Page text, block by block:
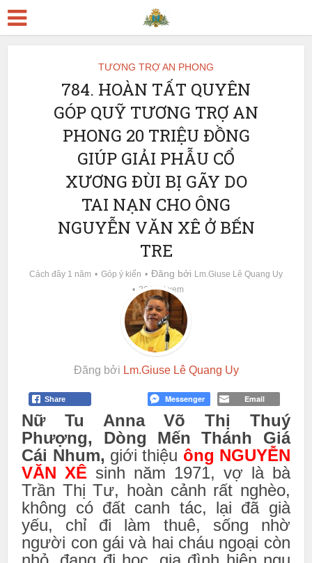
TƯƠNG TRỢ AN PHONG
784. HOÀN TẤT QUYÊN
GÓP QUỸ TƯƠNG TRỢ AN
PHONG 20 TRIỆU ĐỒNG
GIÚP GIẢI PHẪU CỔ
XƯƠNG ĐÙI BỊ GÃY DO
TAI NẠN CHO ÔNG
NGUYỄN VĂN XÊ Ở BẾN
TRE
Cách đây 1 năm Góp ý kiến Đăng bởi Lm.Giuse Lê Quang Uy
26 lượt xem
Đăng bởi Lm.Giuse Lê Quang Uy
Share Messenger Email
Nữ Tu Anna Võ Thị Thuý
Phượng, Dòng Mến Thánh Giá
Cái Nhum, giới thiệu ông NGUYỄN
VĂN XÊ sinh năm 1971, vợ là bà
Trần Thị Tư, hoàn cảnh rất nghèo,
không có đất canh tác, lại đã già
yếu, chỉ đi làm thuê, sống nhờ
người con gái và hai cháu ngoại còn